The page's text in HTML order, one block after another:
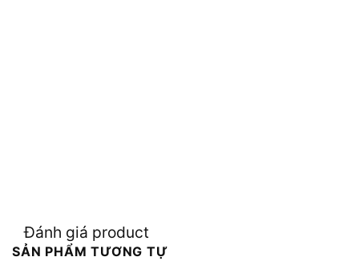
Đánh giá product
SẢN PHẨM TƯƠNG TỰ